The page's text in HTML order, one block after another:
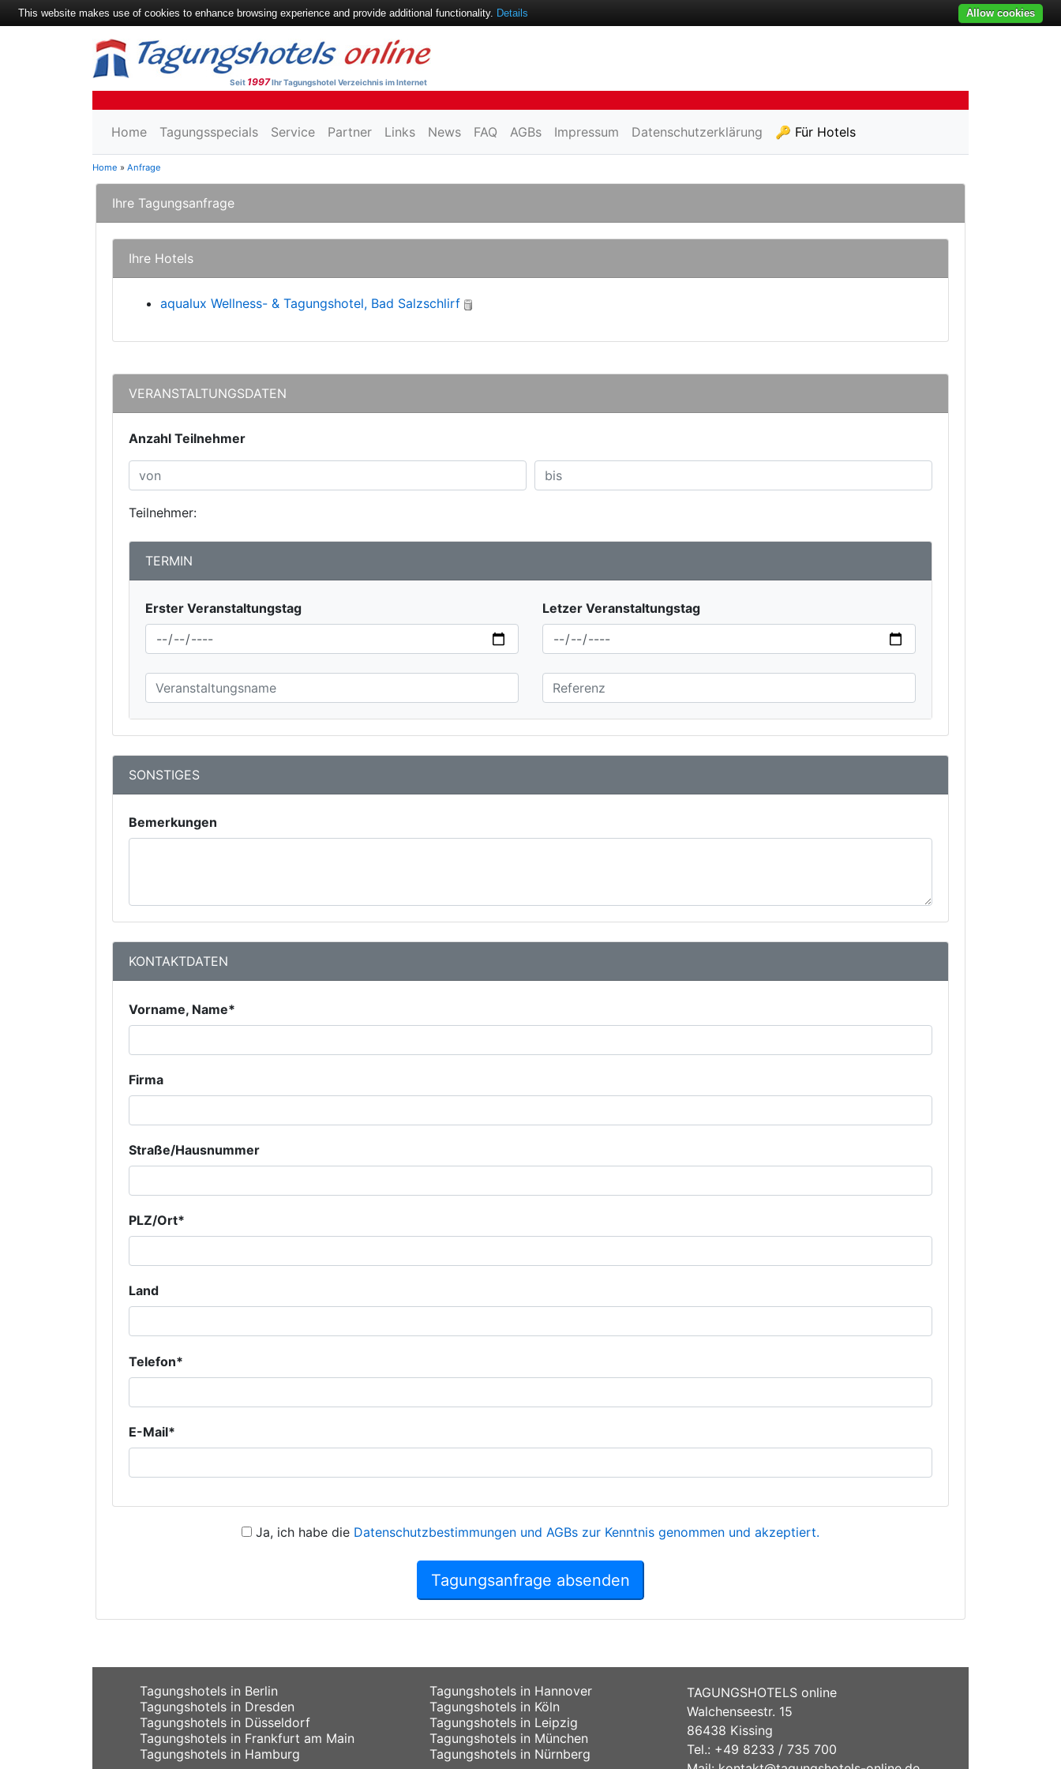
Seit 1997Ihr Tagungshotel Verzeichnis im Internet
Home Tagungsspecials Service Partner Links News FAQ AGBs Impressum Datenschutzerklärung 🔑 Für Hotels
Home » Anfrage
Ihre Tagungsanfrage
Ihre Hotels
aqualux Wellness- & Tagungshotel, Bad Salzschlirf
VERANSTALTUNGSDATEN
Anzahl Teilnehmer
Teilnehmer:
TERMIN
Erster Veranstaltungstag Letzer Veranstaltungstag
SONSTIGES
Bemerkungen
KONTAKTDATEN
Vorname, Name*
Firma
Straße/Hausnummer
PLZ/Ort*
Land
Telefon*
E-Mail*
Ja, ich habe die Datenschutzbestimmungen und AGBs zur Kenntnis genommen und akzeptiert.
Tagungsanfrage absenden
Tagungshotels in Berlin
Tagungshotels in Dresden
Tagungshotels in Düsseldorf
Tagungshotels in Frankfurt am Main
Tagungshotels in Hamburg
Tagungshotels in Hannover
Tagungshotels in Köln
Tagungshotels in Leipzig
Tagungshotels in München
Tagungshotels in Nürnberg
TAGUNGSHOTELS online
Walchenseestr. 15
86438 Kissing
Tel.: +49 8233 / 735 700
This website makes use of cookies to enhance browsing experience and provide additional functionality. Details Allow cookies